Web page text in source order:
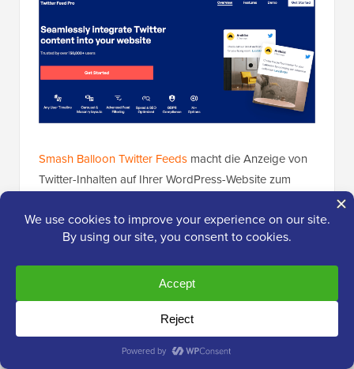
Smash Balloon Twitter Feeds macht die Anzeige von
Twitter-Inhalten auf Ihrer WordPress-Website zum
zu stärken, indem es Ihnen ermöglicht, Tweets in
verschiedenen Layouts anzuzeigen, einschließlich
Karussell- und Gitterstil.
Weitere Details finden Sie in unserem vollständigen
Smash Balloon Testberichtund springen Sie zum
AbschnittTwitter-Feed in WordPress einbetten.